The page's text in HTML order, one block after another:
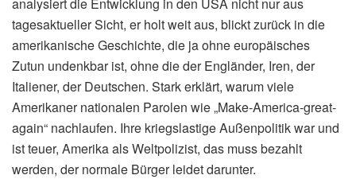
tagesaktueller Sicht, er holt weit aus, blickt zurück in die
amerikanische Geschichte, die ja ohne europäisches
Zutun undenkbar ist, ohne die der Engländer, Iren, der
Italiener, der Deutschen. Stark erklärt, warum viele
Amerikaner nationalen Parolen wie „Make-America-great-
again“ nachlaufen. Ihre kriegslastige Außenpolitik war und
ist teuer, Amerika als Weltpolizist, das muss bezahlt
werden, der normale Bürger leidet darunter.